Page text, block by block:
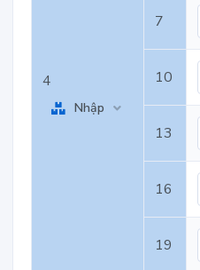
4
Nhập
7
10
13
16
19